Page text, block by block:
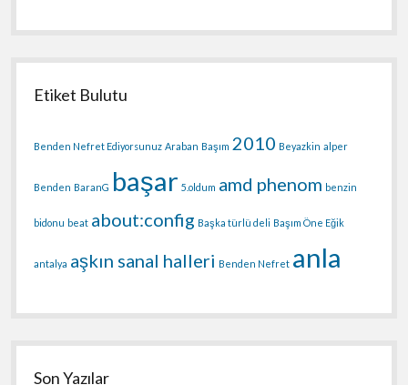
Etiket Bulutu
Benden Nefret Ediyorsunuz Araban Başım 2010 Beyazkin alper
Benden BaranG başar 5.oldum amd phenom benzin
bidonu beat about:config Başka türlü deli Başım Öne Eğik
antalya aşkın sanal halleri Benden Nefret anla
Son Yazılar